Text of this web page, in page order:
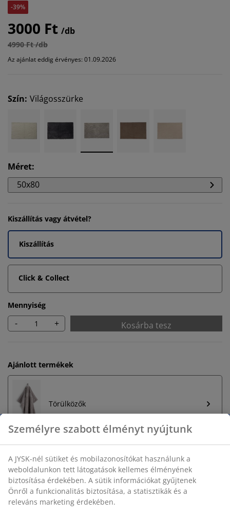
-39%
3000 Ft /db
4990 Ft /db
Az ajánlat eddig érvényes: 01.09.2026
Szín: Világosszürke
Méret:
50x80
Kiszállítás vagy átvétel?
Kiszállítás
Click & Collect
Mennyiség
- + Kosárba tesz
Ajánlott termékek
Törülközők
Korlátlan termékvisszavétel
Időkorlát nélkül - bármelyik JYSK áruházban
Árgarancia
30 napos árgarancia minden termékre
Személyre szabott élményt nyújtunk
A JYSK-nél sütiket és mobilazonosítókat használunk a
weboldalunkon tett látogatások kellemes élményének
biztosítása érdekében. A sütik információkat gyűjtenek
Önről a funkcionalitás biztosítása, a statisztikák és a
releváns marketing érdekében.